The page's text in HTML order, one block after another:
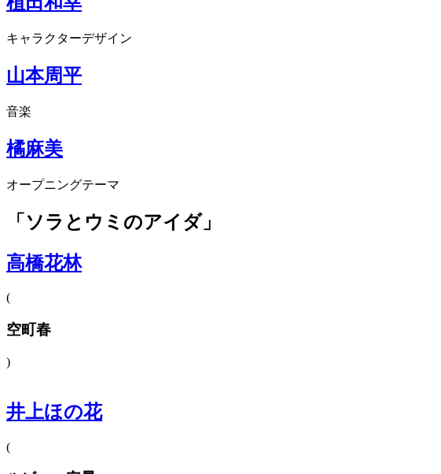
キャラクターデザイン
山本周平
音楽
橘麻美
オープニングテーマ
「ソラとウミのアイダ」
高橋花林
(
空町春
)
井上ほの花
(